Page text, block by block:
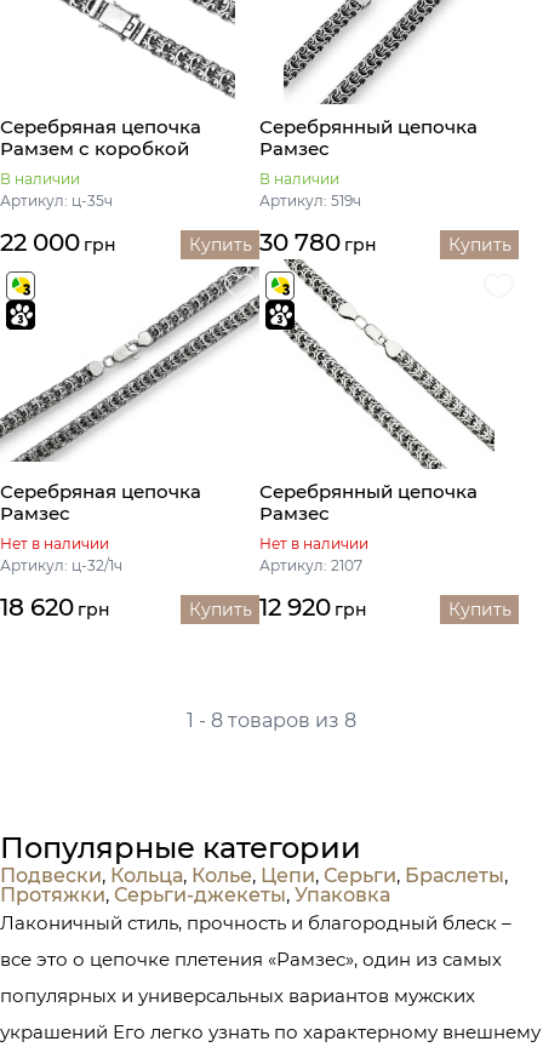
Серебряная цепочка
Рамзем с коробкой
В наличии
Артикул: ц-35ч
22 000 грн Купить
Серебрянный цепочка
Рамзес
В наличии
Артикул: 519ч
30 780 грн Купить
Серебряная цепочка
Рамзес
Нет в наличии
Артикул: ц-32/1ч
18 620 грн Купить
Серебрянный цепочка
Рамзес
Нет в наличии
Артикул: 2107
12 920 грн Купить
1 - 8 товаров из 8
Популярные категории
Подвески, Кольца, Колье, Цепи, Серьги, Браслеты,
Протяжки, Серьги-джекеты, Упаковка
Лаконичный стиль, прочность и благородный блеск –
все это о цепочке плетения «Рамзес», один из самых
популярных и универсальных вариантов мужских
украшений Его легко узнать по характерному внешнему